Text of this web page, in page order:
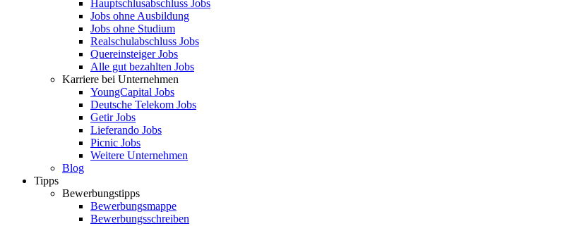
Hauptschlusabschluss Jobs
Jobs ohne Ausbildung
Jobs ohne Studium
Realschulabschluss Jobs
Quereinsteiger Jobs
Alle gut bezahlten Jobs
Karriere bei Unternehmen
YoungCapital Jobs
Deutsche Telekom Jobs
Getir Jobs
Lieferando Jobs
Picnic Jobs
Weitere Unternehmen
Blog
Tipps
Bewerbungstipps
Bewerbungsmappe
Bewerbungsschreiben